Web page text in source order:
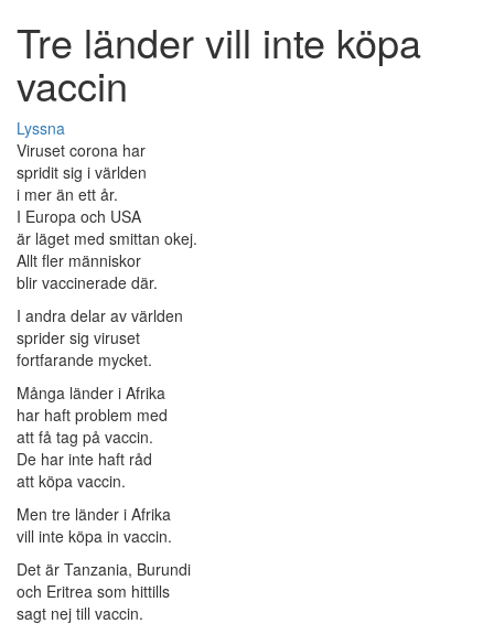
Tre länder vill inte köpa
vaccin
Lyssna
Viruset corona har
spridit sig i världen
i mer än ett år.
I Europa och USA
är läget med smittan okej.
Allt fler människor
blir vaccinerade där.
I andra delar av världen
sprider sig viruset
fortfarande mycket.
Många länder i Afrika
har haft problem med
att få tag på vaccin.
De har inte haft råd
att köpa vaccin.
Men tre länder i Afrika
vill inte köpa in vaccin.
Det är Tanzania, Burundi
och Eritrea som hittills
sagt nej till vaccin.